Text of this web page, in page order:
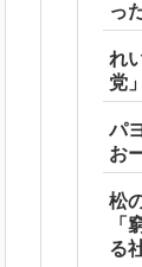
っ
れ
党
パ
お
松
「
る